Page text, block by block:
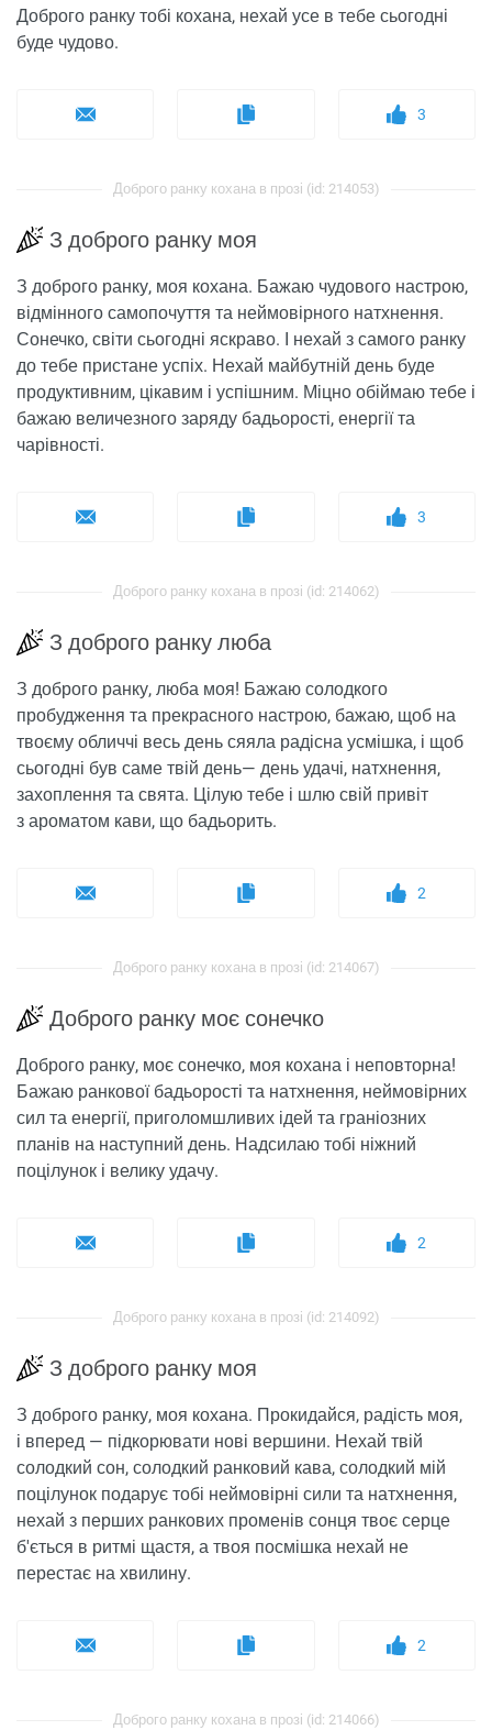
Доброго ранку тобі кохана, нехай усе в тебе сьогодні
буде чудово.
3
Доброго ранку кохана в прозі (id: 214053)
З доброго ранку моя
З доброго ранку, моя кохана. Бажаю чудового настрою,
відмінного самопочуття та неймовірного натхнення.
Сонечко, світи сьогодні яскраво. І нехай з самого ранку
до тебе пристане успіх. Нехай майбутній день буде
продуктивним, цікавим і успішним. Міцно обіймаю тебе і
бажаю величезного заряду бадьорості, енергії та
чарівності.
3
Доброго ранку кохана в прозі (id: 214062)
З доброго ранку люба
З доброго ранку, люба моя! Бажаю солодкого
пробудження та прекрасного настрою, бажаю, щоб на
твоєму обличчі весь день сяяла радісна усмішка, і щоб
сьогодні був саме твій день— день удачі, натхнення,
захоплення та свята. Цілую тебе і шлю свій привіт
з ароматом кави, що бадьорить.
2
Доброго ранку кохана в прозі (id: 214067)
Доброго ранку моє сонечко
Доброго ранку, моє сонечко, моя кохана і неповторна!
Бажаю ранкової бадьорості та натхнення, неймовірних
сил та енергії, приголомшливих ідей та граніозних
планів на наступний день. Надсилаю тобі ніжний
поцілунок і велику удачу.
2
Доброго ранку кохана в прозі (id: 214092)
З доброго ранку моя
З доброго ранку, моя кохана. Прокидайся, радість моя,
і вперед — підкорювати нові вершини. Нехай твій
солодкий сон, солодкий ранковий кава, солодкий мій
поцілунок подарує тобі неймовірні сили та натхнення,
нехай з перших ранкових променів сонця твоє серце
б'ється в ритмі щастя, а твоя посмішка нехай не
перестає на хвилину.
2
Доброго ранку кохана в прозі (id: 214066)